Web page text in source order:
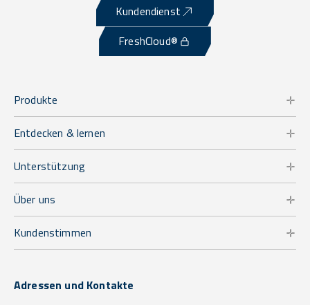
Kundendienst
FreshCloud®
Produkte
Entdecken & lernen
Unterstützung
Über uns
Kundenstimmen
Adressen und Kontakte